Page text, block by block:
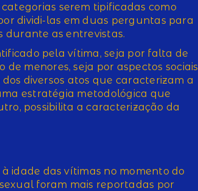
serem tipificadas como
dividi-las em duas perguntas para
durante as entrevistas.
pela vítima, seja por falta de
menores, seja por aspectos sociais
diversos atos que caracterizam a
estratégia metodológica que
possibilita a caracterização da
idade das vítimas no momento do
foram mais reportadas por